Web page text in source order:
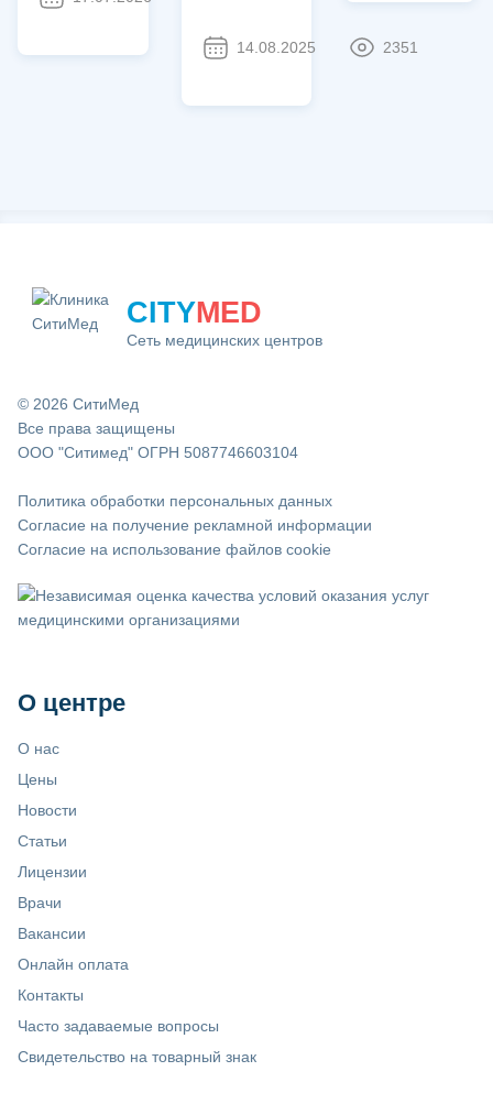
14.08.2025 2351
CITYMED
Сеть медицинских центров
© 2026 СитиМед
Все права защищены
ООО "Ситимед" ОГРН 5087746603104
Политика обработки персональных данных
Согласие на получение рекламной информации
Согласие на использование файлов cookie
О центре
О нас
Цены
Новости
Статьи
Лицензии
Врачи
Вакансии
Онлайн оплата
Контакты
Часто задаваемые вопросы
Свидетельство на товарный знак